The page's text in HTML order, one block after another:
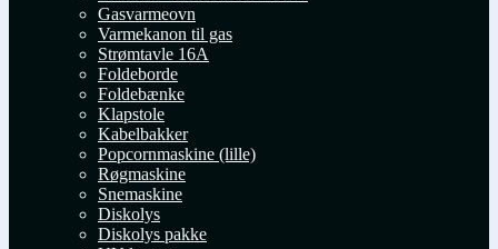
Gasvarmeovn
Varmekanon til gas
Strømtavle 16A
Foldeborde
Foldebænke
Klapstole
Kabelbakker
Popcornmaskine (lille)
Røgmaskine
Snemaskine
Diskolys
Diskolys pakke